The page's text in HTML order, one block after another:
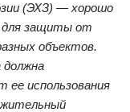
(ЭХЗ) — хорошо
для защиты от
объектов.
должна
ее использования